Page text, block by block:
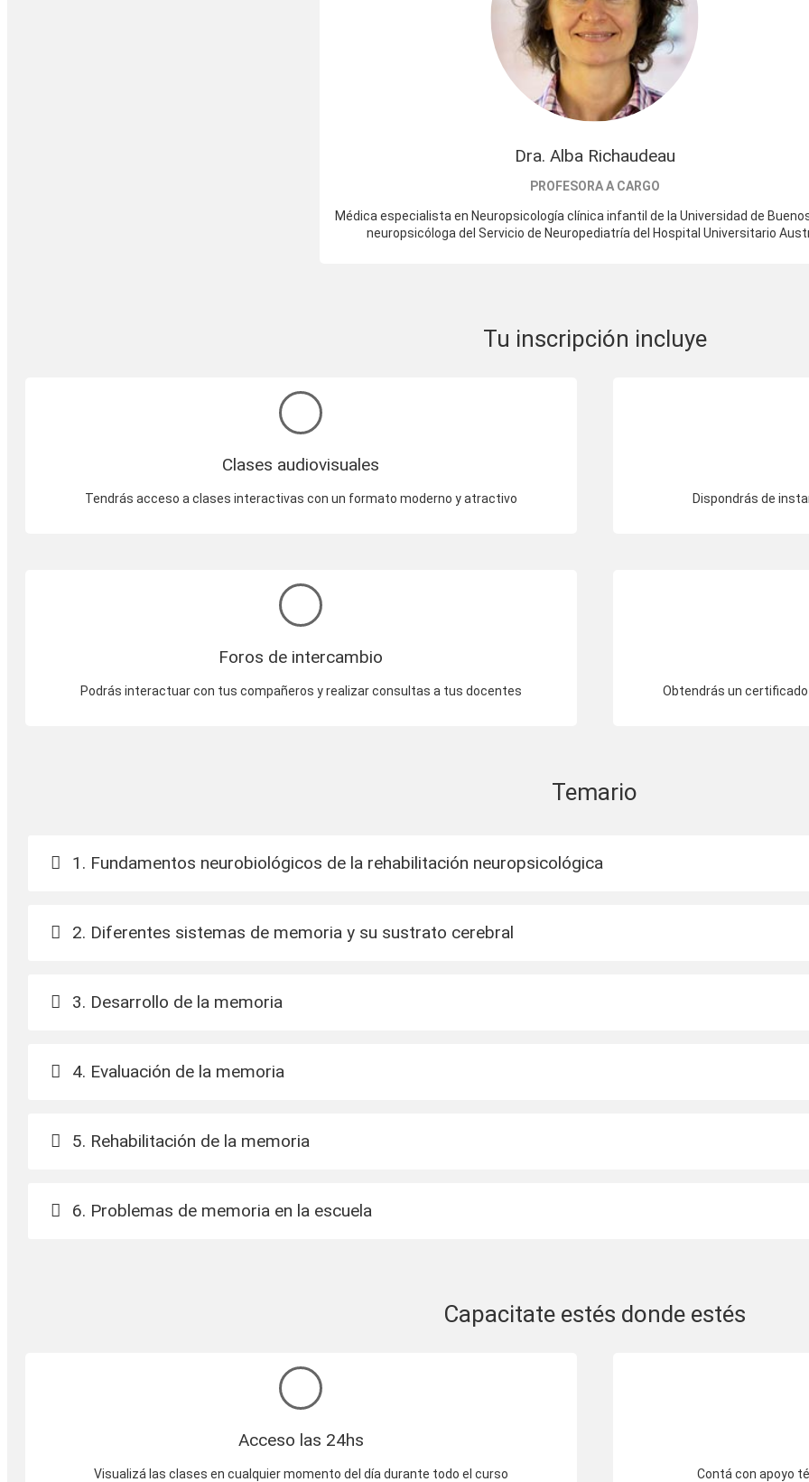
Dra. Alba Richaudeau
PROFESORA A CARGO
Médica especialista en Neuropsicología clínica infantil de la Universidad de
neuropsicóloga del Servicio de Neuropediatría del Hospital Universitario
Tu inscripción incluye
Clases audiovisuales
Tendrás acceso a clases interactivas con un formato moderno y atractivo
Foros de intercambio
Podrás interactuar con tus compañeros y realizar consultas a tus docentes
Dispondrás de
Obtendrás un
Temario
1. Fundamentos neurobiológicos de la rehabilitación neuropsicológica
2. Diferentes sistemas de memoria y su sustrato cerebral
3. Desarrollo de la memoria
4. Evaluación de la memoria
5. Rehabilitación de la memoria
6. Problemas de memoria en la escuela
Capacitate estés donde estés
Acceso las 24hs
Visualizá las clases en cualquier momento del día durante todo el curso Contá con apoyo